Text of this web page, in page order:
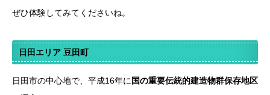
ぜひ体験してみてくださいね。
日田エリア 豆田町
日田市の中心地で、平成16年に 国の重要伝統的建造物群保存地区